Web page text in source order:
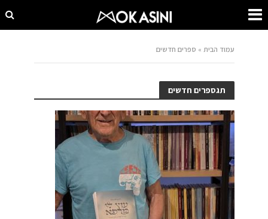
עמוד הבית » ספרים חדשים
תגספרים חדשים